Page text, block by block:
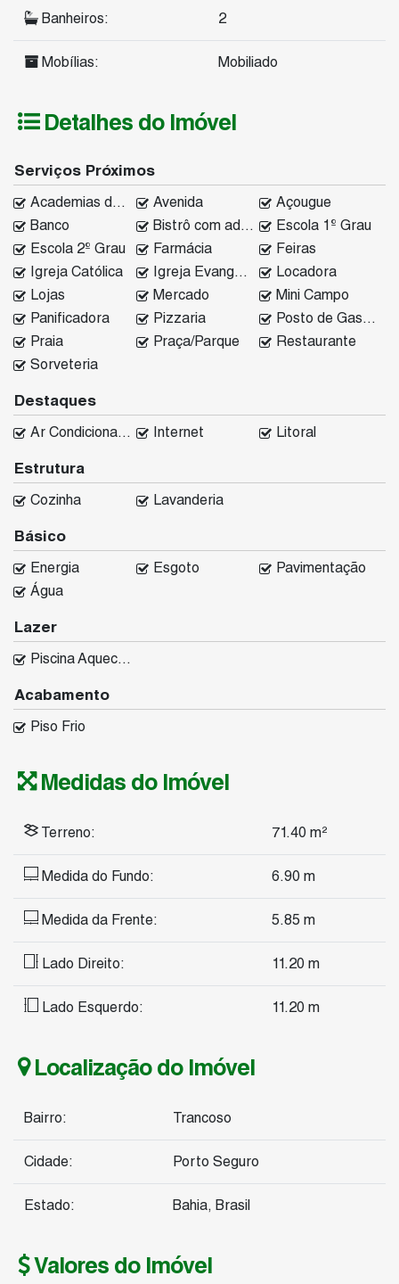
Banheiros: 2
Mobílias: Mobiliado
Detalhes do Imóvel
Serviços Próximos
Academias de ginástica Avenida
Açougue
Banco
Bistrô com adega
Escola 1º Grau
Escola 2º Grau
Farmácia
Feiras
Igreja Católica
Igreja Evangélica
Locadora
Lojas
Mercado
Mini Campo
Panificadora
Pizzaria
Posto de Gasolina
Praia
Praça/Parque
Restaurante
Sorveteria
Destaques
Ar Condicionado Internet Litoral
Estrutura
Cozinha Lavanderia
Básico
Energia Esgoto
Pavimentação
Água
Lazer
Piscina Aquecida
Acabamento
Piso Frio
Medidas do Imóvel
Terreno: 71.40 m²
Medida do Fundo: 6.90 m
Medida da Frente: 5.85 m
Lado Direito: 11.20 m
Lado Esquerdo: 11.20 m
Localização do Imóvel
Bairro: Trancoso
Cidade: Porto Seguro
Estado: Bahia, Brasil
Valores do Imóvel